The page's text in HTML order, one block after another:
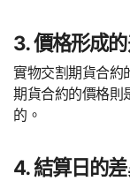
3. 價格形成
實物交割期貨合約
期貨合約的價格則
的。
4. 結算日的